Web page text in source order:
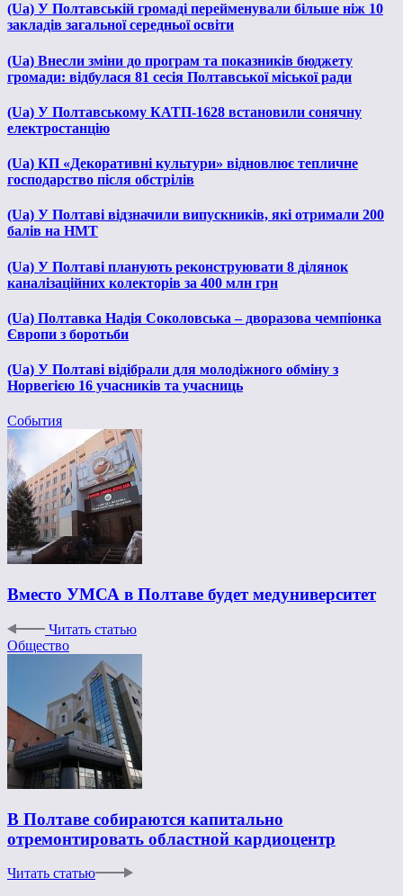
(Ua) У Полтавській громаді перейменували більше ніж 10
закладів загальної середньої освіти
(Ua) Внесли зміни до програм та показників бюджету
громади: відбулася 81 сесія Полтавської міської ради
(Ua) У Полтавському КАТП-1628 встановили сонячну
електростанцію
(Ua) КП «Декоративні культури» відновлює тепличне
господарство після обстрілів
(Ua) У Полтаві відзначили випускників, які отримали 200
балів на НМТ
(Ua) У Полтаві планують реконструювати 8 ділянок
каналізаційних колекторів за 400 млн грн
(Ua) Полтавка Надія Соколовська – дворазова чемпіонка
Європи з боротьби
(Ua) У Полтаві відібрали для молодіжного обміну з
Норвегією 16 учасників та учасниць
События
Вместо УМСА в Полтаве будет медуниверситет
Читать статью
Общество
В Полтаве собираются капитально
отремонтировать областной кардиоцентр
Читать статью